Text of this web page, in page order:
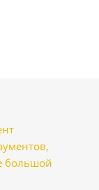
большой